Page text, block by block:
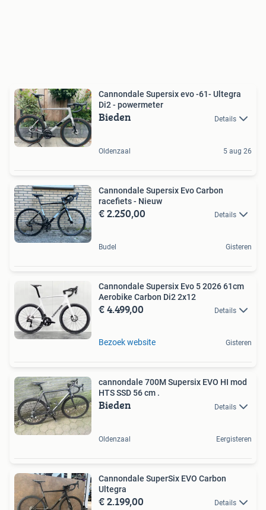
Cannondale Supersix evo -61- Ultegra
Di2 - powermeter
Bieden Details
Oldenzaal 5 aug 26
Cannondale Supersix Evo Carbon
racefiets - Nieuw
€ 2.250,00 Details
Budel Gisteren
Cannondale Supersix Evo 5 2026 61cm
Aerobike Carbon Di2 2x12
€ 4.499,00 Details
Bezoek website Gisteren
cannondale 700M Supersix EVO HI mod
HTS SSD 56 cm .
Bieden Details
Oldenzaal Eergisteren
Cannondale SuperSix EVO Carbon
Ultegra
€ 2.199,00 Details